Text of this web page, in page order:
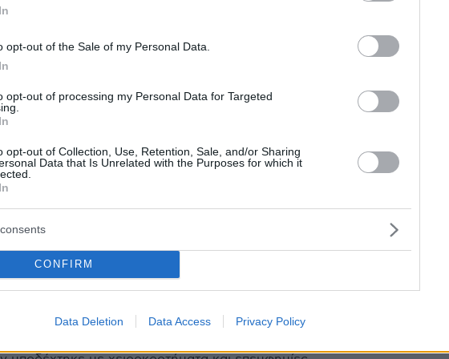
opt-out of the Sale of my Personal Data.
opt-out of processing my Personal Data for Targeted
opt-out of Collection, Use, Retention, Sale, and/or Sharing
Data that Is Unrelated with the Purposes for which it
CONFIRM
Data Deletion Data Access Privacy Policy
Αντώναρος έκανε
στον πορτιέρη του
του ΣΥΡΙΖΑ και η Τζάκρη
το μικρόφωνο - Δείτε βίντεο
και διαμαρτυρίες «σημάδεψαν» την πρώτη μέρα του
ΣΥΡΙΖΑ
40